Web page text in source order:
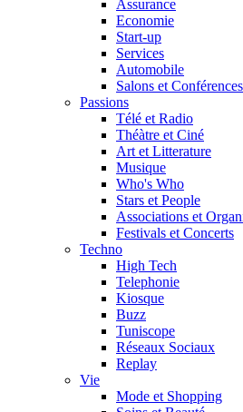
Assurance
Economie
Start-up
Services
Automobile
Salons et Conférences
Passions
Télé et Radio
Théàtre et Ciné
Art et Litterature
Musique
Who's Who
Stars et People
Associations et
Festivals et Concerts
Techno
High Tech
Telephonie
Kiosque
Buzz
Tuniscope
Réseaux Sociaux
Replay
Vie
Mode et Shopping